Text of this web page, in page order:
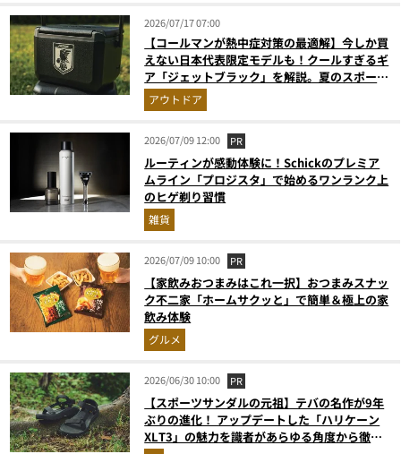
2026/07/17 07:00
【コールマンが熱中症対策の最適解】今しか買
えない日本代表限定モデルも！クールすぎるギ
ア「ジェットブラック」を解説。夏のスポーツ
応援＆レジャーの強い味方
アウトドア
2026/07/09 12:00 PR
ルーティンが感動体験に！Schickのプレミア
ムライン「プロジスタ」で始めるワンランク上
のヒゲ剃り習慣
雑貨
2026/07/09 10:00 PR
【家飲みおつまみはこれ一択】おつまみスナッ
ク不二家「ホームサクッと」で簡単＆極上の家
飲み体験
グルメ
2026/06/30 10:00 PR
【スポーツサンダルの元祖】テバの名作が9年
ぶりの進化！ アップデートした「ハリケーン
XLT3」の魅力を識者があらゆる角度から徹底